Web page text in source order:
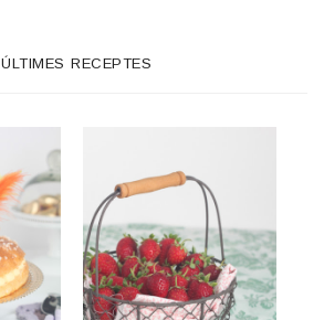
ÚLTIMES RECEPTES